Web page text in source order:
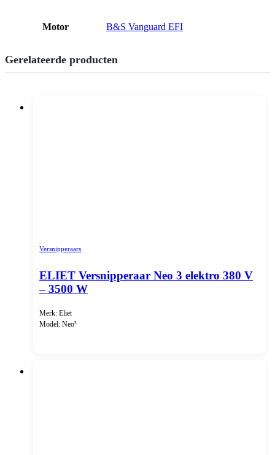
Motor B&S Vanguard EFI
Gerelateerde producten
Versnipperaars
ELIET Versnipperaar Neo 3 elektro 380 V
– 3500 W
Merk: Eliet
Model: Neo³